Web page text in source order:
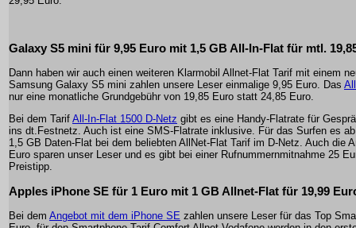
Galaxy S5 mini für 9,95 Euro mit 1,5 GB All-In-Flat für mtl.
Dann haben wir auch einen weiteren Klarmobil Allnet-Flat Tarif mit einem
Samsung Galaxy S5 mini zahlen unsere Leser einmalige 9,95 Euro. Das
nur eine monatliche Grundgebühr von 19,85 Euro statt 24,85 Euro.
Bei dem Tarif All-In-Flat 1500 D-Netz gibt es eine Handy-Flatrate für
ins dt.Festnetz. Auch ist eine SMS-Flatrate inklusive. Für das Surfen es
1,5 GB Daten-Flat bei dem beliebten AllNet-Flat Tarif im D-Netz. Auch die
Euro sparen unser Leser und es gibt bei einer Rufnummernmitnahme 25
Preistipp.
Apples iPhone SE für 1 Euro mit 1 GB Allnet-Flat für 19,99
Bei dem Angebot mit dem iPhone SE zahlen unsere Leser für das Top